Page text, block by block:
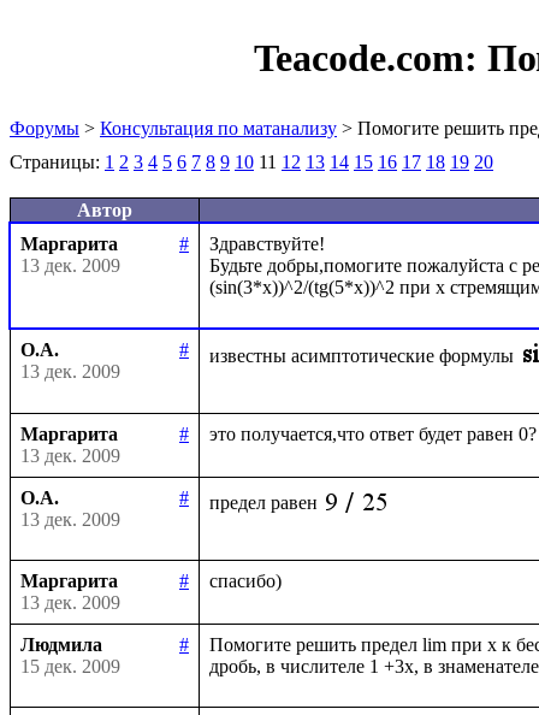
Teacode.com:
Форумы > Консультация по матанализу > Помогите решить
Страницы: 1 2 3 4 5 6 7 8 9 10 11 12 13 14 15 16 17 18 19 20
Автор
Маргарита
#
13 дек. 2009
Здравствуйте!
Будьте добры,помогите пожалуйста с
О.А.
#
13 дек. 2009
известны асимптотические формулы
Маргарита
#
13 дек. 2009
О.А.
#
13 дек. 2009
предел равен
Маргарита
#
13 дек. 2009
Людмила
#
15 дек. 2009
Помогите решить предел lim при х к